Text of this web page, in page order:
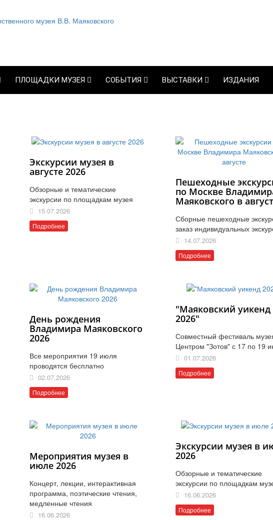
ПЛОЩАДКИ МУЗЕЯ СОБЫТИЯ ВЫСТАВКИ ИЗДАНИЯ
Экскурсии музея в
августе 2026
Обзорные и тематические
экскурсии по площадкам музея
15.07.2026
Подробнее
Пешеходные
по Москве
Маяковского в
Сборные пешеходные
заказ индивидуальных
14.07.2026
Подробнее
День рождения
Владимира Маяковского
2026
Все мероприятия 19 июля
проводятся бесплатно
02.07.2026
Подробнее
"Маяковский уикенд
2026"
Совместный фестиваль
Центром "Зотов" с 17 по 19
01.07.2026
Подробнее
Мероприятия музея в
июле 2026
Концерт, лекции, интерактивная
программа, поэтические чтения,
медленные чтения
16.06.2026
Экскурсии музея в
2026
Обзорные и тематические
экскурсии по площадкам
16.06.2026
Подробнее